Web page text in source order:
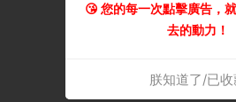
😘 您的每一次點擊廣告，
去的動力！
朕知道了/已收